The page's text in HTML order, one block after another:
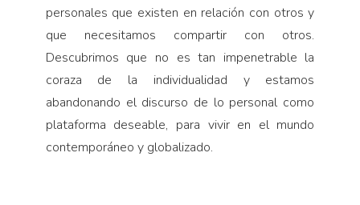
personales que existen en relación con otros y
que necesitamos compartir con otros.
Descubrimos que no es tan impenetrable la
coraza de la individualidad y estamos
abandonando el discurso de lo personal como
plataforma deseable, para vivir en el mundo
contemporáneo y globalizado.